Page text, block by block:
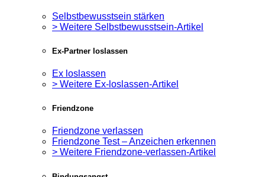
Selbstbewusstsein stärken
> Weitere Selbstbewusstsein-Artikel
Ex-Partner loslassen
Ex loslassen
> Weitere Ex-loslassen-Artikel
Friendzone
Friendzone verlassen
Friendzone Test – Anzeichen erkennen
> Weitere Friendzone-verlassen-Artikel